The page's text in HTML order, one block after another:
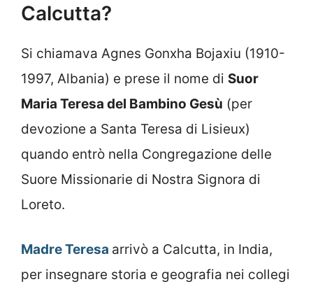
Calcutta?
Si chiamava Agnes Gonxha Bojaxiu (1910-
1997, Albania) e prese il nome di Suor
Maria Teresa del Bambino Gesù (per
devozione a Santa Teresa di Lisieux)
quando entrò nella Congregazione delle
Suore Missionarie di Nostra Signora di
Loreto.
Madre Teresa arrivò a Calcutta, in India,
per insegnare storia e geografia nei collegi